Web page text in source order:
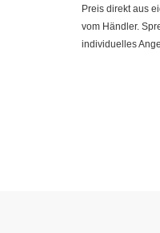
Preis direkt aus
vom Händler.
individuelles